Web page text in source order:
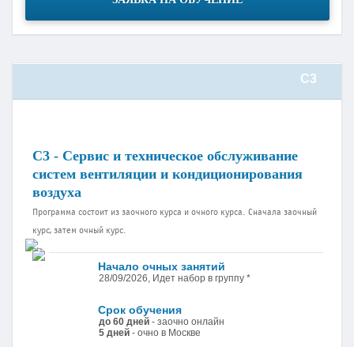
С3
С3 - Сервис и техническое обслуживание
систем вентиляции и кондиционирования
воздуха
Программа состоит из заочного курса и очного курса. Сначала заочный
курс, затем очный курс.
Начало очных занятий
28/09/2026, Идет набор в группу *
Срок обучения
до 60 дней - заочно онлайн
5 дней - очно в Москве